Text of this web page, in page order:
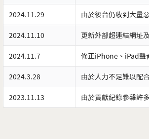
2024.11.29 由於後台仍收到大量
2024.11.10 更新外部超連結網址
2024.11.7 修正iPhone、iPad聲
2024.3.28 由於人力不足難以配
2023.11.13 由於貢獻紀錄參雜許